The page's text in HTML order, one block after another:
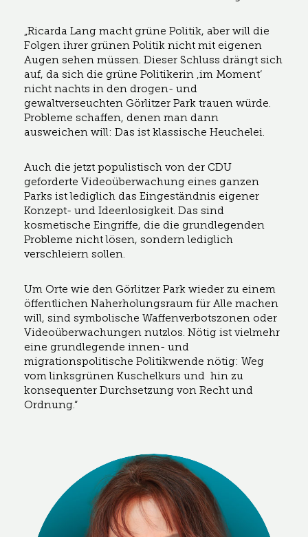
„Ricarda Lang macht grüne Politik, aber will die
Folgen ihrer grünen Politik nicht mit eigenen
Augen sehen müssen. Dieser Schluss drängt sich
auf, da sich die grüne Politikerin ‚im Moment‘
nicht nachts in den drogen- und
gewaltverseuchten Görlitzer Park trauen würde.
Probleme schaffen, denen man dann
ausweichen will: Das ist klassische Heuchelei.
Auch die jetzt populistisch von der CDU
geforderte Videoüberwachung eines ganzen
Parks ist lediglich das Eingeständnis eigener
Konzept- und Ideenlosigkeit. Das sind
kosmetische Eingriffe, die die grundlegenden
Probleme nicht lösen, sondern lediglich
verschleiern sollen.
Um Orte wie den Görlitzer Park wieder zu einem
öffentlichen Naherholungsraum für Alle machen
will, sind symbolische Waffenverbotszonen oder
Videoüberwachungen nutzlos. Nötig ist vielmehr
eine grundlegende innen- und
migrationspolitische Politikwende nötig: Weg
vom linksgrünen Kuschelkurs und hin zu
konsequenter Durchsetzung von Recht und
Ordnung.“